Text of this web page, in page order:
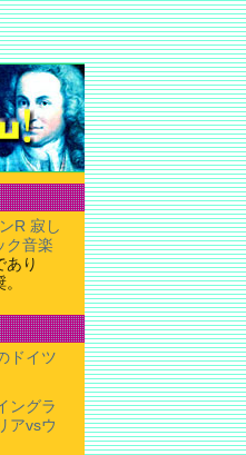
R 寂し
ク音楽
あり
ドイツ
ングラ
アvsウ